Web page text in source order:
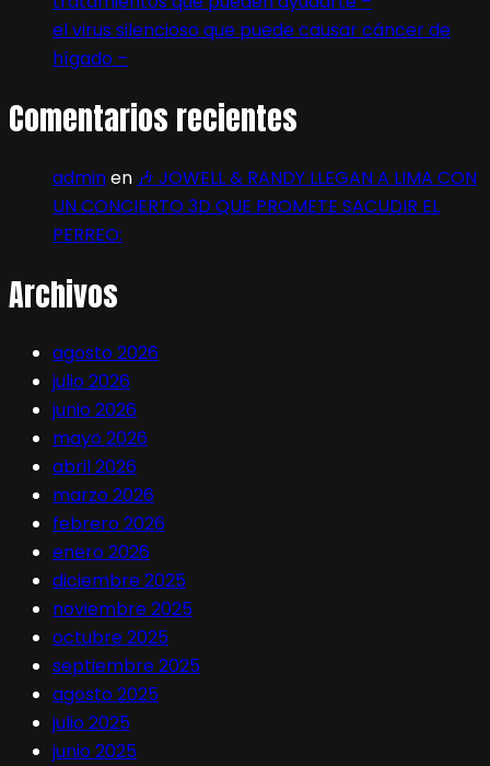
el virus silencioso que puede causar cáncer de
hígado –
Comentarios recientes
adminen 🎶 JOWELL & RANDY LLEGAN A LIMA CON
UN CONCIERTO 3D QUE PROMETE SACUDIR EL
PERREO:
Archivos
agosto 2026
julio 2026
junio 2026
mayo 2026
abril 2026
marzo 2026
febrero 2026
enero 2026
diciembre 2025
noviembre 2025
octubre 2025
septiembre 2025
agosto 2025
julio 2025
junio 2025